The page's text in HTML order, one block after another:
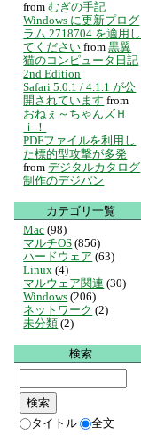
from むぎの手記
Windows に更新プログ
ラム 2718704 を適用し
てください from 黒翼
猫のコンピュータ日記
2nd Edition
Safari 5.0.1 / 4.1.1 が公
開されています from
おねぇ～ちゃんズＨ
ｉ！
PDFファイルを利用し
た標的型攻撃が多発
from デジタルカタログ
制作のデジパン
カテゴリ一覧
Mac (98)
マルチOS (856)
ハードウェア (63)
Linux (4)
マルウェア関連 (30)
Windows (206)
ネットワーク (2)
未分類 (2)
検索
タイトル 全文